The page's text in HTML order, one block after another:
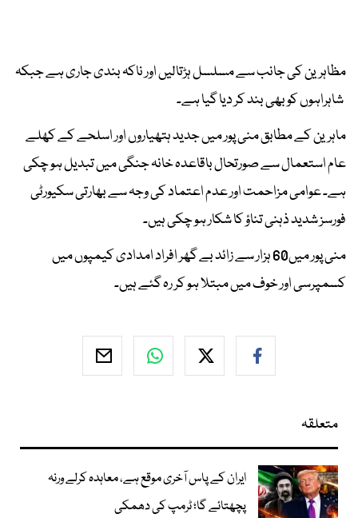
مظاہرین کی جانب سے مسلسل ہڑتالیں اور ناکہ بندی جاری ہے جبکہ
شاہراہوں کو بھی بند کر دیا گیا ہے۔
ماہرین کے مطابق منی پور میں ​جدید ہتھیاروں اور اسلحے کے کھلے
عام استعمال سے صورتحال باقاعدہ خانہ جنگی میں تبدیل ہو چکی
ہے۔ عوامی مزاحمت اور عدم اعتماد کی وجہ سے بھارتی سکیورٹی
فورسز شدید ذہنی تناؤ کا شکار ہو چکی ہیں۔
منی پور میں60 ہزار سے زائد بے گھر افراد امدادی کیمپوں میں
کسمپرسی اور خوف میں مبتلا ہو کر رہ گئے ہیں۔
متعلقہ
ایران کے پاس آخری موقع ہے، معاہدہ کرلے ورنہ
پچھتائے گا؛ ٹرمپ کی دھمکی